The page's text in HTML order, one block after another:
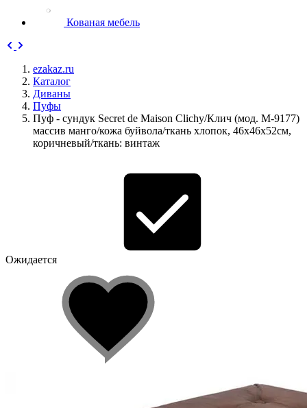
Кованая мебель
ezakaz.ru
Каталог
Диваны
Пуфы
Пуф - сундук Secret de Maison Clichy/Клич (мод. M-9177)
массив манго/кожа буйвола/ткань хлопок, 46х46х52см,
коричневый/ткань: винтаж
Ожидается